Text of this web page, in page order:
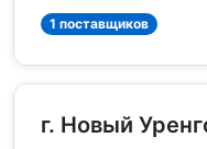
1 поставщиков
г. Новый